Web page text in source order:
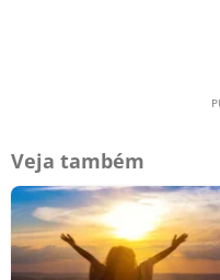
Veja também